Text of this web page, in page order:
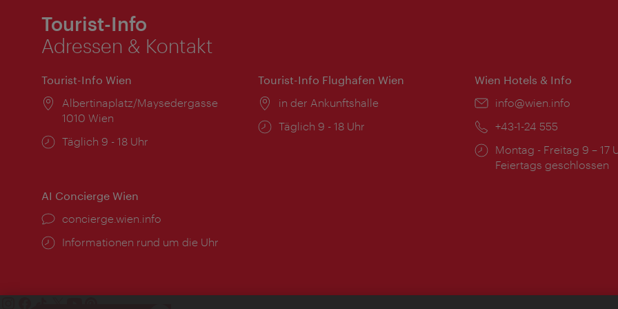
Tourist-Info
Adressen & Kontakt
Tourist-Info Wien
Ort:
Albertinaplatz/Maysedergasse
1010 Wien
Öffnungszeiten:
Täglich 9 - 18 Uhr
Tourist-Info Flughafen Wien
Ort:
in der Ankunftshalle
Öffnungszeiten:
Täglich 9 - 18 Uhr
Wien Hotels & Info
Email:
info@wien.info
Telefon:
+43-1-24 555
Öffnungszeiten:
Montag - Freitag 9 – 17
Feiertags geschlossen
AI Concierge Wien
Ort:
concierge.wien.info
Öffnungszeiten:
Informationen rund um die Uhr